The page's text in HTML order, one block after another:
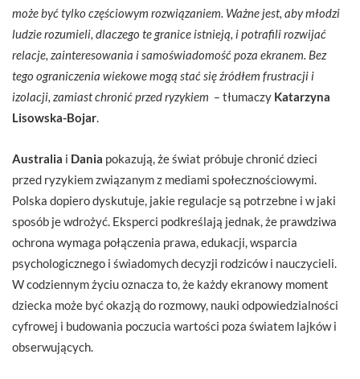
może być tylko częściowym rozwiązaniem. Ważne jest, aby młodzi
ludzie rozumieli, dlaczego te granice istnieją, i potrafili rozwijać
relacje, zainteresowania i samoświadomość poza ekranem. Bez
tego ograniczenia wiekowe mogą stać się źródłem frustracji i
izolacji, zamiast chronić przed ryzykiem – tłumaczy Katarzyna
Lisowska-Bojar
Australia i Dania pokazują, że świat próbuje chronić dzieci
przed ryzykiem związanym z mediami społecznościowymi.
Polska dopiero dyskutuje, jakie regulacje są potrzebne i w jaki
sposób je wdrożyć. Eksperci podkreślają jednak, że prawdziwa
ochrona wymaga połączenia prawa, edukacji, wsparcia
psychologicznego i świadomych decyzji rodziców i nauczycieli.
W codziennym życiu oznacza to, że każdy ekranowy moment
dziecka może być okazją do rozmowy, nauki odpowiedzialności
cyfrowej i budowania poczucia wartości poza światem lajków i
obserwujących.